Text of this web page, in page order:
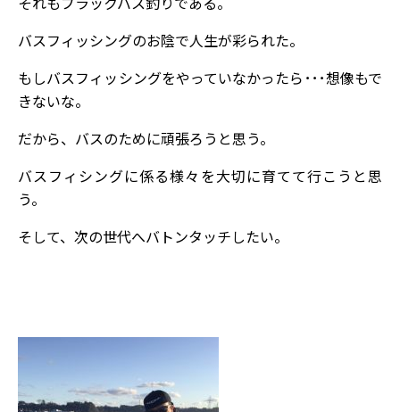
バスフィッシングのお陰で人生が彩られた。
もしバスフィッシングをやっていなかったら･･･想像もで
きないな。
だから、バスのために頑張ろうと思う。
バスフィシングに係る様々を大切に育てて行こうと思
う。
そして、次の世代へバトンタッチしたい。